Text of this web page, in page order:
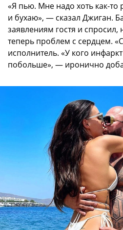
«Я пью. Мне надо хоть как-то
и бухаю», — сказал Джиган.
заявлениям гостя и спросил,
теперь проблем с сердцем.
исполнитель. «У кого
побольше», — иронично